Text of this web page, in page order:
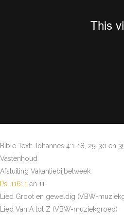
Bible Text: Johannes 4:1-18, 25-30 en
Vastenhoud
Afsluiting Vakantiebijbelweek
Ps. 116: 1 en 11
Lied Groot en geweldig (VBW-
Lied Van A tot Z (VBW-muziekgroep)